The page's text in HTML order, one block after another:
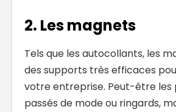
2. Les magnets
Tels que les autocollants, les
des supports très efficaces
votre entreprise. Peut-être les
passés de mode ou ringards,